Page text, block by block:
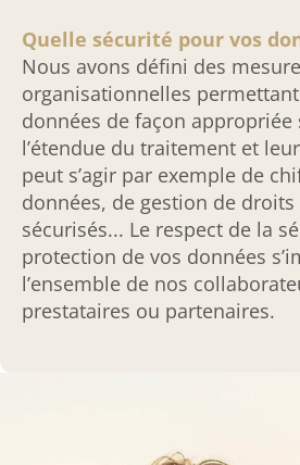
Quelle sécurité pour vos
Nous avons défini des
organisationnelles
données de façon
l’étendue du traitement et
peut s’agir par exemple de
données, de gestion de droits
sécurisés... Le respect de la
protection de vos données
l’ensemble de nos
prestataires ou partenaires.